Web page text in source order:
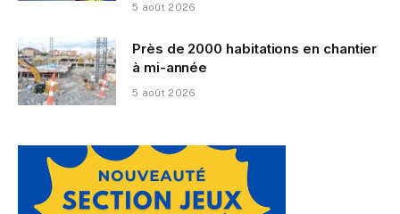
5 août 2026
Près de 2000 habitations en chantier
à mi-année
5 août 2026